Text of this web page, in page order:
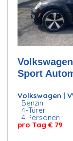
Sport
Volkswagen |
Benzin
4-Türer
4 Personen
pro Tag € 79